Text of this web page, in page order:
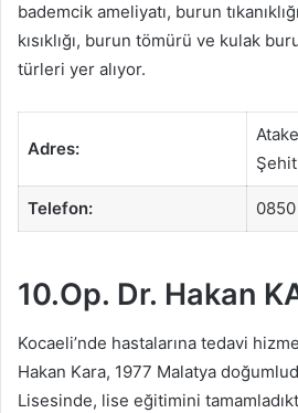
bademcik ameliyatı, burun
kısıklığı, burun tömürü ve kulak
türleri yer alıyor.
Adres:
Telefon:
10.Op. Dr. Hakan
Kocaeli’nde hastalarına tedavi
Hakan Kara, 1977 Malatya
Lisesinde, lise eğitimini